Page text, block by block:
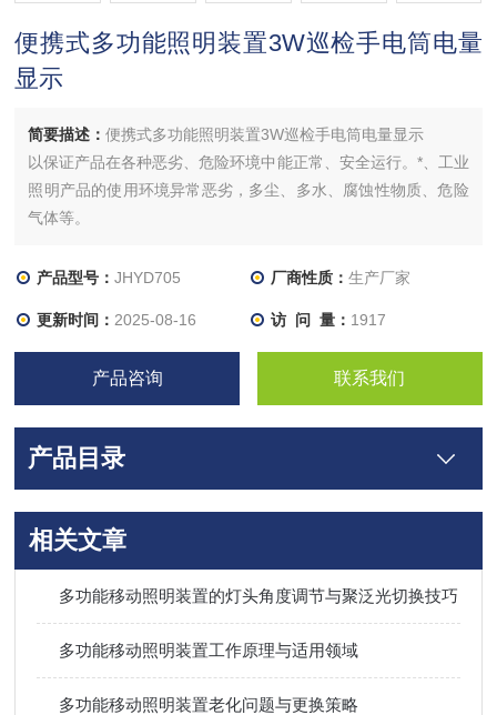
便携式多功能照明装置3W巡检手电筒电量
显示
简要描述：便携式多功能照明装置3W巡检手电筒电量显示
以保证产品在各种恶劣、危险环境中能正常、安全运行。*、工业
照明产品的使用环境异常恶劣，多尘、多水、腐蚀性物质、危险
气体等。
产品型号：JHYD705 厂商性质： 生产厂家
更新时间： 2025-08-16 访 问 量： 1917
产品咨询 联系我们
产品目录
相关文章
多功能移动照明装置的灯头角度调节与聚泛光切换技巧
多功能移动照明装置工作原理与适用领域
多功能移动照明装置老化问题与更换策略